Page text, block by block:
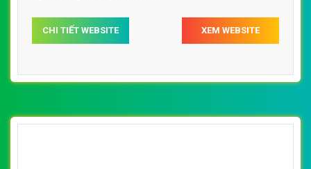
CHI TIẾT WEBSITE XEM WEBSITE